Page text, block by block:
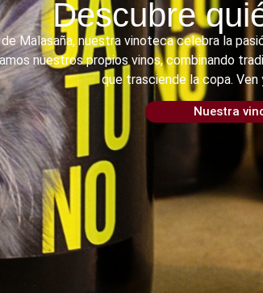
Descubre
Malasaña, nuestra vinoteca celebra la
nuestros propios vinos, combinando
que trasciende la copa.
Nuestra